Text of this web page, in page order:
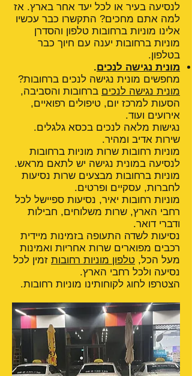
לנסיעה בעיר או לכל יעד אחר בארץ. אז
למה אתם מחכים? התקשרו כבר עכשיו
אלינו מוניות ברחובות טלפון והסדרן
מוניות ברחובות יענה עם חיוך כבר
בטלפון.
מונית נגישה לנכים.
מחפשים מונית נגישה לנכים ברחובות?
מונית נגישה לנכים ברחובות והסביבה,
הסעות למרכז יום, טיפולים רפואיים,
אירועים ועוד.
נגישות מלאה לנכים בכסא גלגלים.
שירות אדיב ומהיר.
מוניות רחובות שרות מוניות ברחובות
לנסיעה במונית נגישה יש לתאם מראש.
מוניות ברחובות מבצעים שרות נסיעות
לחברות, עסקיים ופרטים.
מוניות רחובות יאיר, נסיעות ספיישל לכל
רחבי הארץ, שרות משלוחים, חבילות
ודברי דואר.
נסיעות לשדה התעופה בזמינות מיידית
רכבים מפוארים שרות אחריות ואמינות
מעל הכל, טלפון מוניות רחובות זמין לכל
נסיעה ולכל רחבי הארץ.
הצטרפו לחוג לקוחותינו מוניות רחובות.